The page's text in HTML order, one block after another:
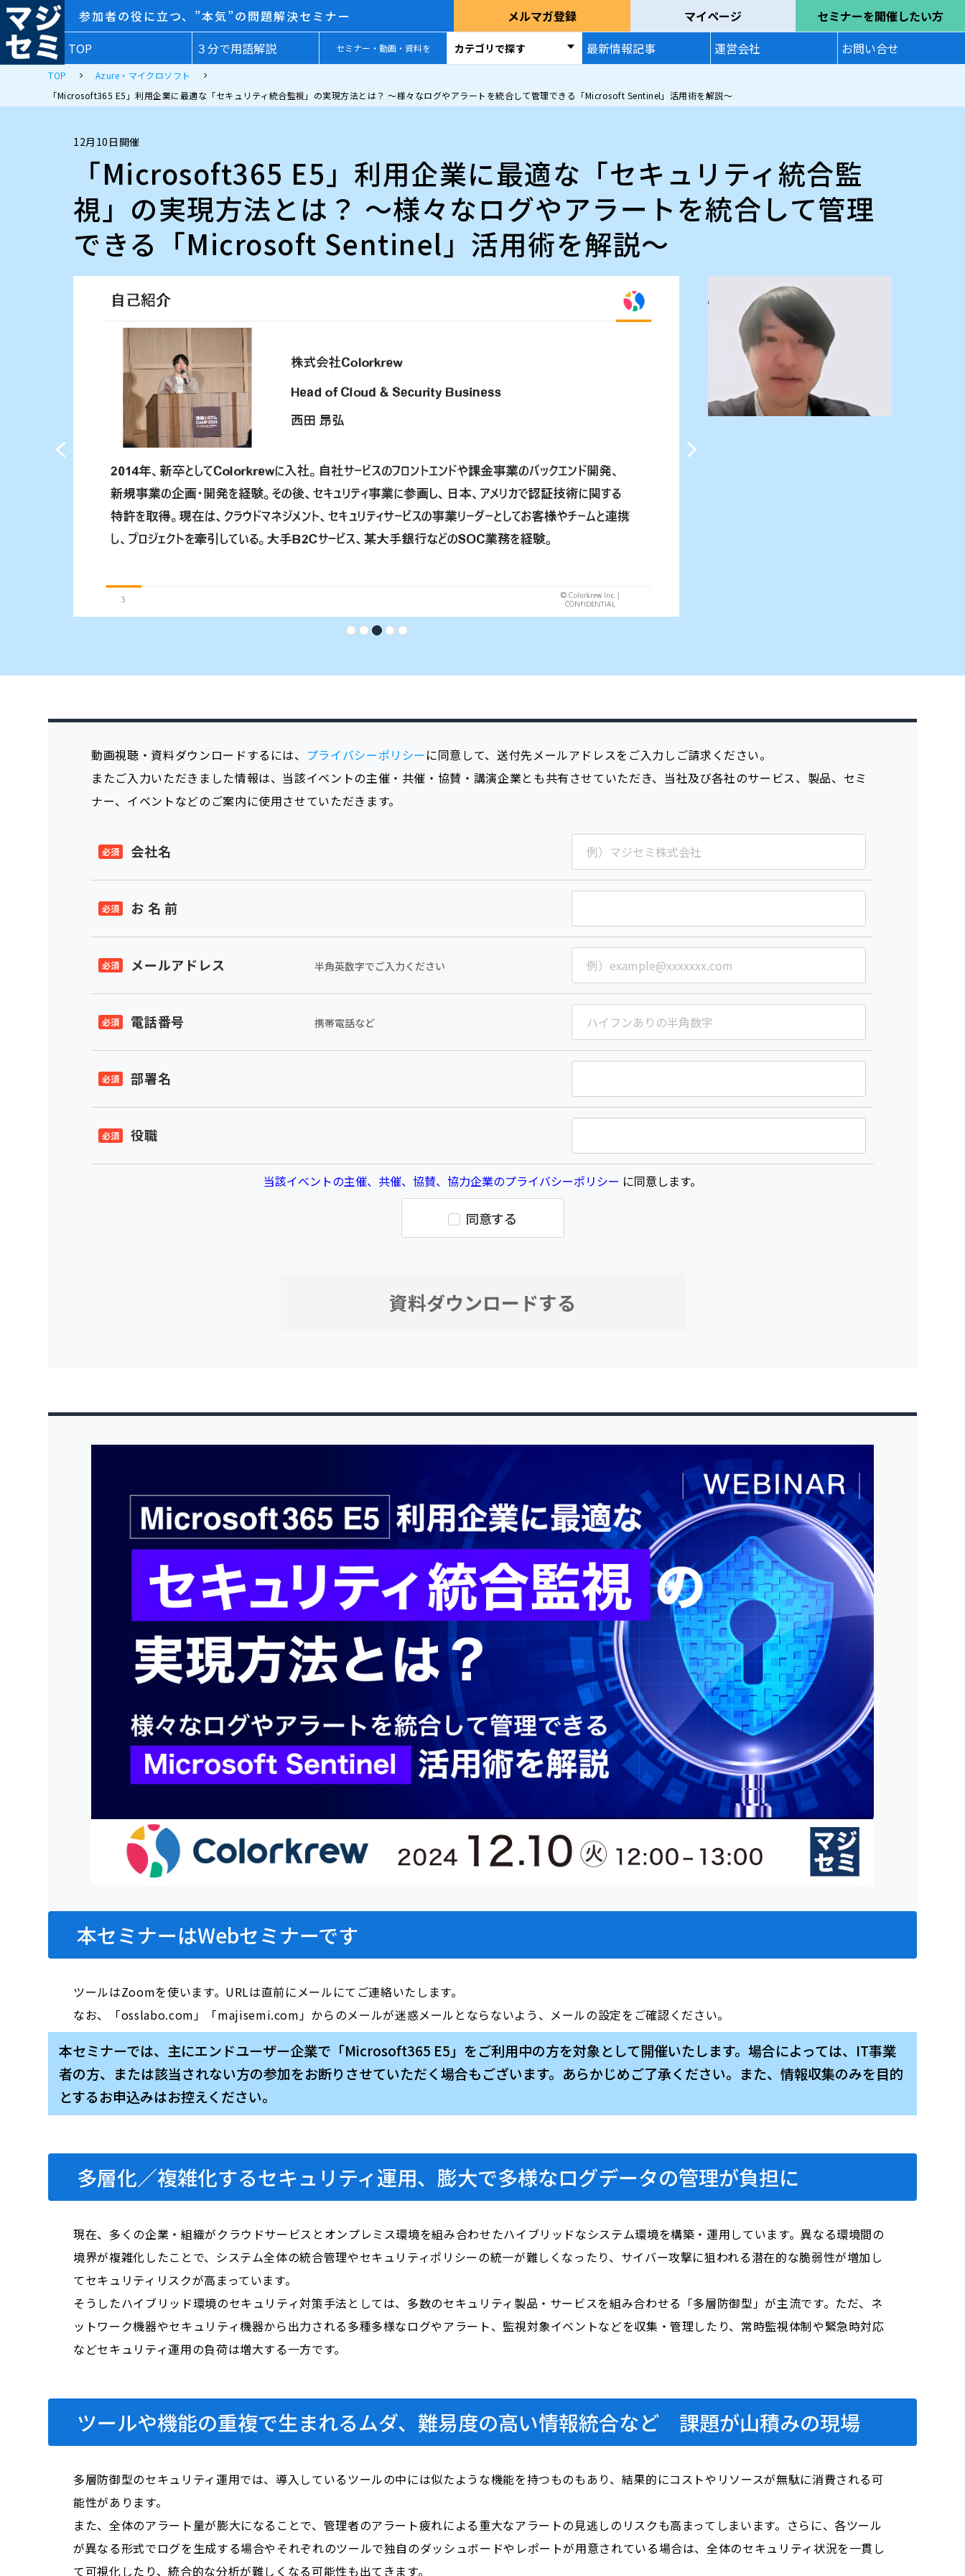
参加者の役に立つ、”本気”の問題解決セミナー メルマガ登録 マイページ
セミナーを開催したい方
TOP
３分で用語解説 セミナー・動画・資料を カテゴリで探す 最新情報記事 運営会社 お問い合せ
TOP
Azure・マイクロソフト
「Microsoft365 E5」利用企業に最適な「セキュリティ統合監視」の実現方法とは？ ～様々なログやアラートを統合して管理できる「Microsoft Sentinel」活用術を解説～
12月10日開催
「Microsoft365 E5」利用企業に最適な「セキュリティ統合監
視」の実現方法とは？ ～様々なログやアラートを統合して管理
できる「Microsoft Sentinel」活用術を解説～
動画視聴・資料ダウンロードするには、 プライバシーポリシー に同意して、送付先メールアドレスをご入力しご請求ください。
またご入力いただきました情報は、当該イベントの主催・共催・協賛・講演企業とも共有させていただき、当社及び各社のサービス、製品、セミ
ナー、イベントなどのご案内に使用させていただきます。
会社名
お 名 前
メールアドレス 半角英数字でご入力ください
電話番号 携帯電話など
部署名
役職
当該イベントの主催、共催、協賛、協力企業のプライバシーポリシー に同意します。
同意する
本セミナーはWebセミナーです
ツールはZoomを使います。URLは直前にメールにてご連絡いたします。
なお、「osslabo.com」「majisemi.com」からのメールが迷惑メールとならないよう、メールの設定をご確認ください。
本セミナーでは、主にエンドユーザー企業で「Microsoft365 E5」をご利用中の方を対象として開催いたします。場合によっては、IT事業
者の方、または該当されない方の参加をお断りさせていただく場合もございます。あらかじめご了承ください。また、情報収集のみを目的
とするお申込みはお控えください。
多層化／複雑化するセキュリティ運用、膨大で多様なログデータの管理が負担に
現在、多くの企業・組織がクラウドサービスとオンプレミス環境を組み合わせたハイブリッドなシステム環境を構築・運用しています。異なる環境間の
境界が複雑化したことで、システム全体の統合管理やセキュリティポリシーの統一が難しくなったり、サイバー攻撃に狙われる潜在的な脆弱性が増加し
てセキュリティリスクが高まっています。
そうしたハイブリッド環境のセキュリティ対策手法としては、多数のセキュリティ製品・サービスを組み合わせる「多層防御型」が主流です。ただ、ネ
ットワーク機器やセキュリティ機器から出力される多種多様なログやアラート、監視対象イベントなどを収集・管理したり、常時監視体制や緊急時対応
などセキュリティ運用の負荷は増大する一方です。
ツールや機能の重複で生まれるムダ、難易度の高い情報統合など 課題が山積みの現場
多層防御型のセキュリティ運用では、導入しているツールの中には似たような機能を持つものもあり、結果的にコストやリソースが無駄に消費される可
能性があります。
また、全体のアラート量が膨大になることで、管理者のアラート疲れによる重大なアラートの見逃しのリスクも高まってしまいます。さらに、各ツール
が異なる形式でログを生成する場合やそれぞれのツールで独自のダッシュボードやレポートが用意されている場合は、全体のセキュリティ状況を一貫し
て可視化したり、統合的な分析が難しくなる可能性も出てきます。